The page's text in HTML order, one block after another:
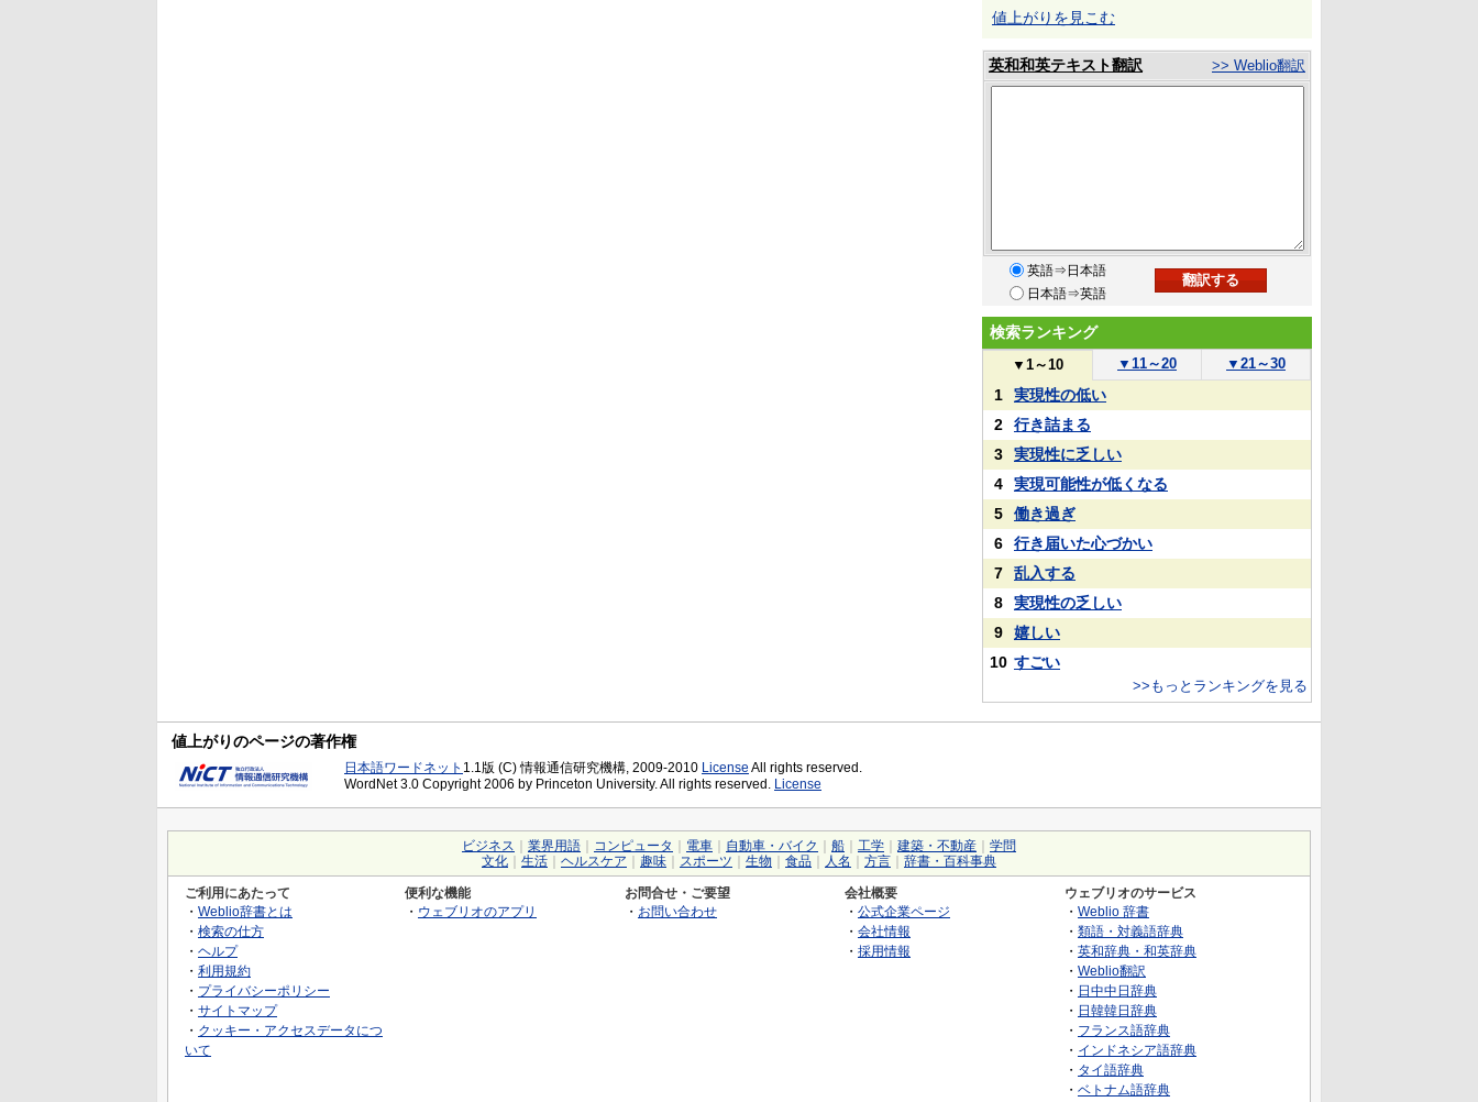
値上がりを見こむ
英和和英テキスト翻訳 >> Weblio翻訳
英語⇒日本語
日本語⇒英語
検索ランキング
▼ 1～10 ▼ 11～20 ▼ 21～30
1
実現性の低い
2
行き詰まる
3
実現性に乏しい
4
実現可能性が低くなる
5
働き過ぎ
6
行き届いた心づかい
7
乱入する
8
実現性の乏しい
9
嬉しい
10 すごい
>>もっとランキングを見る
値上がりのページの著作権
日本語ワードネット 1.1版 (C) 情報通信研究機構, 2009-2010 License All rights reserved.
WordNet 3.0 Copyright 2006 by Princeton University. All rights reserved. License
ビジネス 業界用語 コンピュータ 電車 自動車・バイク 船 工学 建築・不動産
学問
文化
生活 ヘルスケア 趣味 スポーツ 生物 食品 人名 方言 辞書・百科事典
ご利用にあたって
・ Weblio辞書とは
・ 検索の仕方
・ ヘルプ
・ 利用規約
・ プライバシーポリシー
・ サイトマップ
・ クッキー・アクセスデータにつ
いて
便利な機能
・ ウェブリオのアプリ
お問合せ・ご要望
・ お問い合わせ
会社概要
・ 公式企業ページ
・ 会社情報
・ 採用情報
ウェブリオのサービス
・ Weblio 辞書
・ 類語・対義語辞典
・ 英和辞典・和英辞典
・ Weblio翻訳
・ 日中中日辞典
・ 日韓韓日辞典
・ フランス語辞典
・ インドネシア語辞典
・ タイ語辞典
・ ベトナム語辞典